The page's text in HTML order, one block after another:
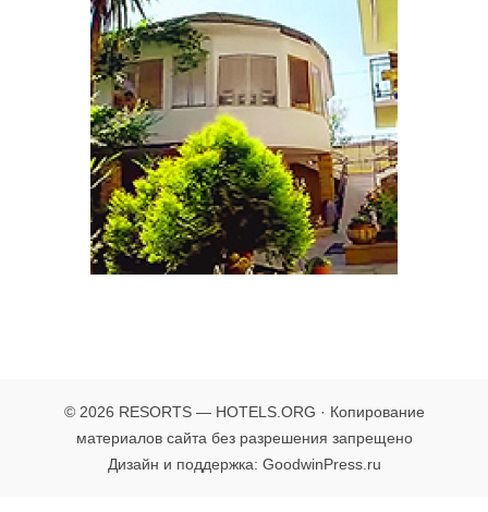
© 2026 RESORTS — HOTELS.ORG · Копирование
материалов сайта без разрешения запрещено
Дизайн и поддержка: GoodwinPress.ru